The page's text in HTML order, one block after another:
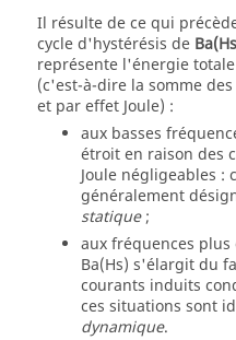
Il résulte de ce qui
cycle d'hystérésis de
représente l'énergie
(c'est-à-dire la somme
et par effet Joule) :
aux basses
étroit en raison des
Joule négligeables :
généralement
statique;
aux fréquences plus
Ba(Hs) s'élargit du
courants induits
ces situations sont
dynamique.